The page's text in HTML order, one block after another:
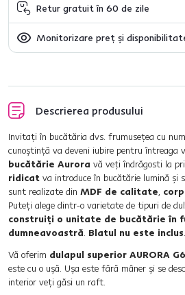
Retur gratuit în 60 de zile
Monitorizare preț și
Descrierea produsului
Invitaţi în bucătăria dvs. frumuseţea cu
cunoştinţă va deveni iubire pentru întreaga
bucătărie Aurora vă veţi îndrăgosti la
ridicat va introduce în bucătărie lumină şi
sunt realizate din MDF de calitate,
Puteţi alege dintr-o varietate de tipuri de
construiţi o unitate de bucătărie în
dumneavoastră. Blatul nu este inclus.
Vă oferim dulapul superior AURORA
este cu o uşă. Uşa este fără mâner şi se
interior veţi găsi un raft.